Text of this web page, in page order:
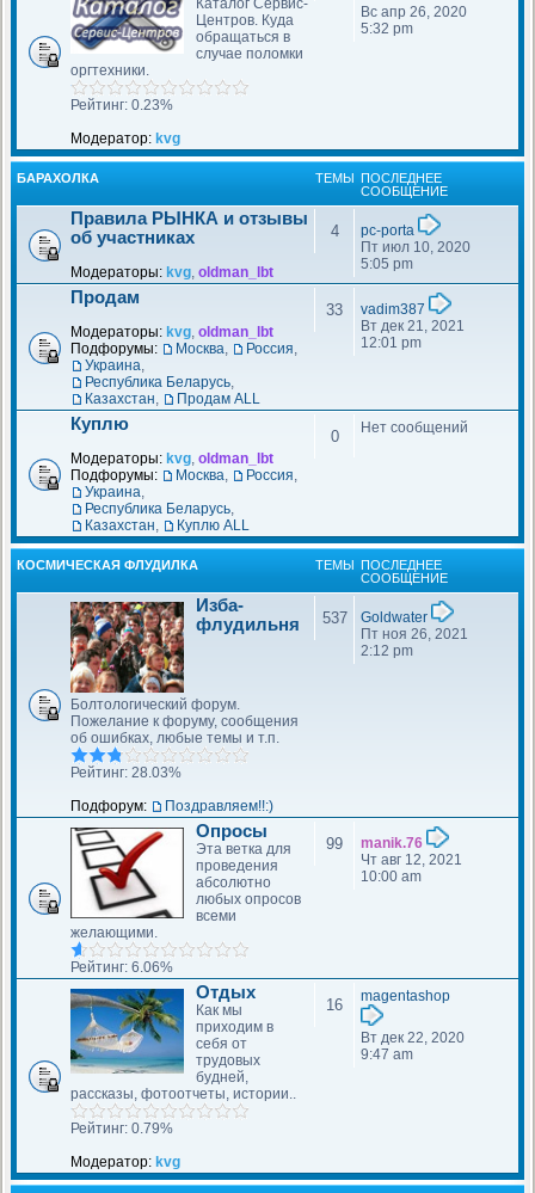
Каталог Сервис-
Центров. Куда
обращаться в
случае поломки
оргтехники.
Рейтинг: 0.23%
Модератор: kvg
Вс апр 26, 2020
5:32 pm
БАРАХОЛКА ТЕМЫ ПОСЛЕДНЕЕ
СООБЩЕНИЕ
Правила РЫНКА и отзывы
об участниках
Модераторы: kvg, oldman_lbt
4
pc-porta
Пт июл 10, 2020
5:05 pm
Продам
Модераторы: kvg, oldman_lbt
Подфорумы:
Москва, Россия,
Украина,
Республика Беларусь,
Казахстан, Продам ALL
33
vadim387
Вт дек 21, 2021
12:01 pm
Куплю
Модераторы: kvg, oldman_lbt
Подфорумы:
Москва, Россия,
Украина,
Республика Беларусь,
Казахстан, Куплю ALL
0 Нет сообщений
КОСМИЧЕСКАЯ ФЛУДИЛКА ТЕМЫ ПОСЛЕДНЕЕ
СООБЩЕНИЕ
Изба-
флудильня
Болтологический форум.
Пожелание к форуму, сообщения
об ошибках, любые темы и т.п.
Рейтинг: 28.03%
Подфорум:
Поздравляем!!:)
537
Goldwater
Пт ноя 26, 2021
2:12 pm
Опросы
Эта ветка для
проведения
абсолютно
любых опросов
всеми
желающими.
Рейтинг: 6.06%
99
manik.76
Чт авг 12, 2021
10:00 am
Отдых
Как мы
приходим в
себя от
трудовых
будней,
рассказы, фотоотчеты, истории..
Рейтинг: 0.79%
Модератор: kvg
16 magentashop
Вт дек 22, 2020
9:47 am